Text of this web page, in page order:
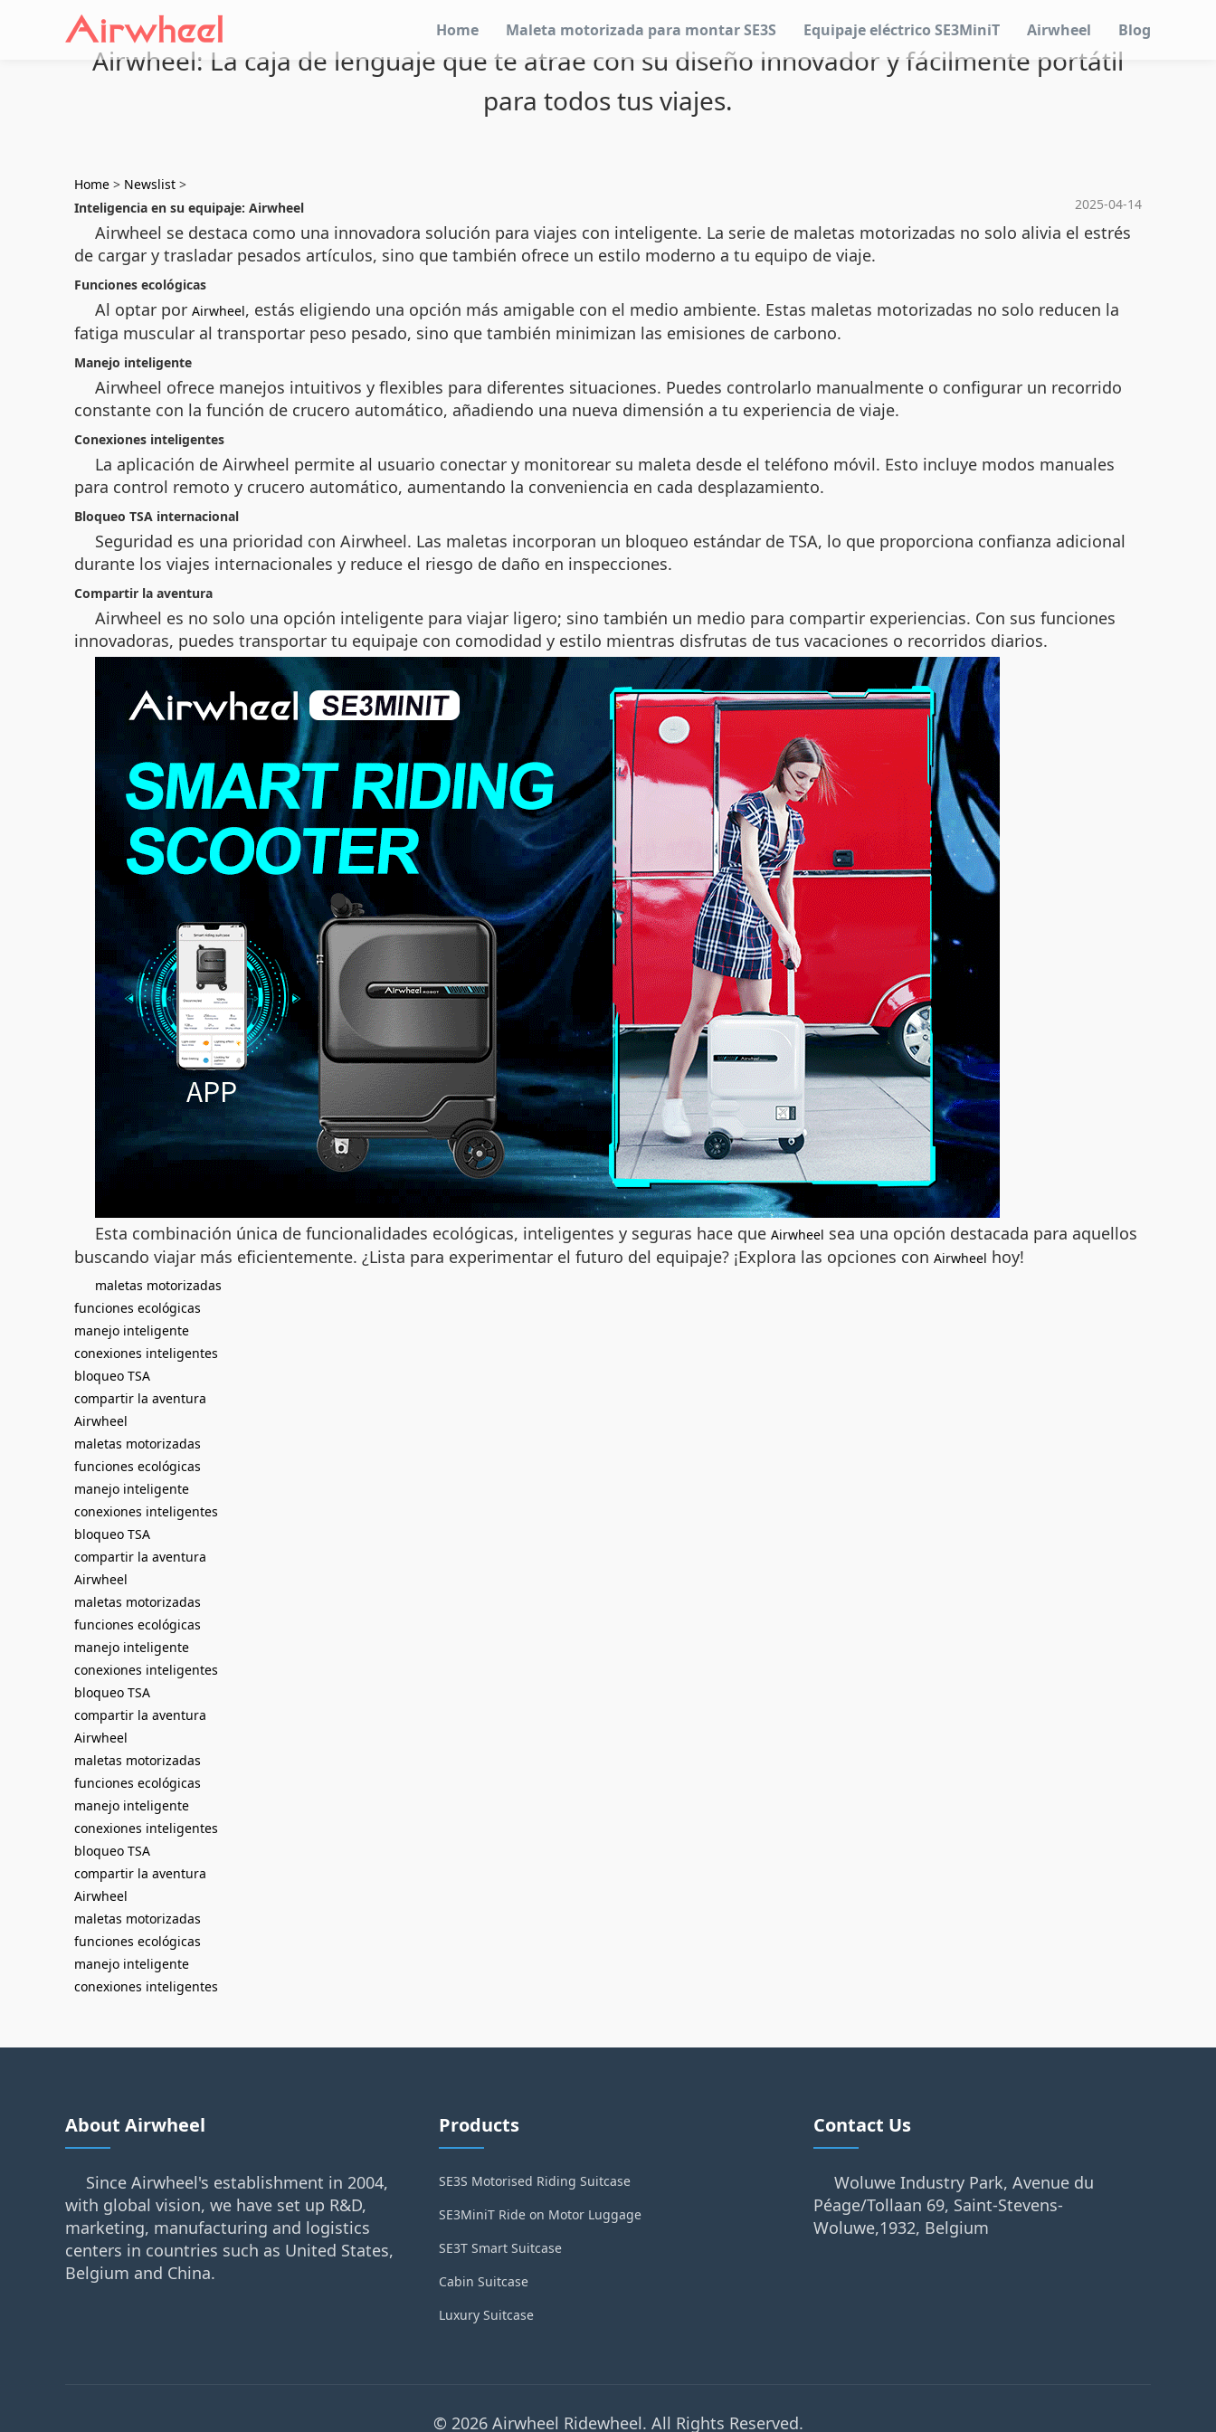
Home Maleta motorizada para montar SE3S Equipaje eléctrico SE3MiniT Airwheel Blog
Airwheel: La caja de lenguaje que te atrae con su diseño innovador y fácilmente portátil
para todos tus viajes.
Home > Newslist >
2025-04-14
Inteligencia en su equipaje: Airwheel
Airwheel se destaca como una innovadora solución para viajes con inteligente. La serie de maletas motorizadas no solo alivia el estrés
de cargar y trasladar pesados artículos, sino que también ofrece un estilo moderno a tu equipo de viaje.
Funciones ecológicas
Al optar por Airwheel, estás eligiendo una opción más amigable con el medio ambiente. Estas maletas motorizadas no solo reducen la
fatiga muscular al transportar peso pesado, sino que también minimizan las emisiones de carbono.
Manejo inteligente
Airwheel ofrece manejos intuitivos y flexibles para diferentes situaciones. Puedes controlarlo manualmente o configurar un recorrido
constante con la función de crucero automático, añadiendo una nueva dimensión a tu experiencia de viaje.
Conexiones inteligentes
La aplicación de Airwheel permite al usuario conectar y monitorear su maleta desde el teléfono móvil. Esto incluye modos manuales
para control remoto y crucero automático, aumentando la conveniencia en cada desplazamiento.
Bloqueo TSA internacional
Seguridad es una prioridad con Airwheel. Las maletas incorporan un bloqueo estándar de TSA, lo que proporciona confianza adicional
durante los viajes internacionales y reduce el riesgo de daño en inspecciones.
Compartir la aventura
Airwheel es no solo una opción inteligente para viajar ligero; sino también un medio para compartir experiencias. Con sus funciones
innovadoras, puedes transportar tu equipaje con comodidad y estilo mientras disfrutas de tus vacaciones o recorridos diarios.
Esta combinación única de funcionalidades ecológicas, inteligentes y seguras hace que Airwheel sea una opción destacada para aquellos
buscando viajar más eficientemente. ¿Lista para experimentar el futuro del equipaje? ¡Explora las opciones con Airwheel hoy!
maletas motorizadas
funciones ecológicas
manejo inteligente
conexiones inteligentes
bloqueo TSA
compartir la aventura
Airwheel
maletas motorizadas
funciones ecológicas
manejo inteligente
conexiones inteligentes
bloqueo TSA
compartir la aventura
Airwheel
maletas motorizadas
funciones ecológicas
manejo inteligente
conexiones inteligentes
bloqueo TSA
compartir la aventura
Airwheel
maletas motorizadas
funciones ecológicas
manejo inteligente
conexiones inteligentes
bloqueo TSA
compartir la aventura
Airwheel
maletas motorizadas
funciones ecológicas
manejo inteligente
conexiones inteligentes
About Airwheel
Since Airwheel's establishment in 2004,
with global vision, we have set up R&D,
marketing, manufacturing and logistics
centers in countries such as United States,
Belgium and China.
Products
SE3S Motorised Riding Suitcase
SE3MiniT Ride on Motor Luggage
SE3T Smart Suitcase
Cabin Suitcase
Luxury Suitcase
Contact Us
Woluwe Industry Park, Avenue du
Péage/Tollaan 69, Saint-Stevens-
Woluwe,1932, Belgium
© 2026 Airwheel Ridewheel. All Rights Reserved.